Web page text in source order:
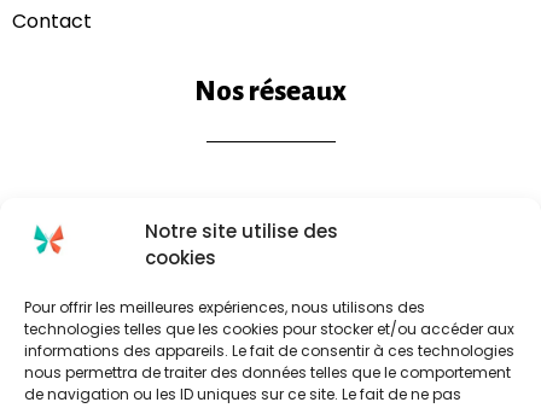
Notre site utilise des
cookies
Pour offrir les meilleures expériences, nous utilisons des
technologies telles que les cookies pour stocker et/ou accéder aux
informations des appareils. Le fait de consentir à ces technologies
nous permettra de traiter des données telles que le comportement
de navigation ou les ID uniques sur ce site. Le fait de ne pas
Contact
Nos réseaux